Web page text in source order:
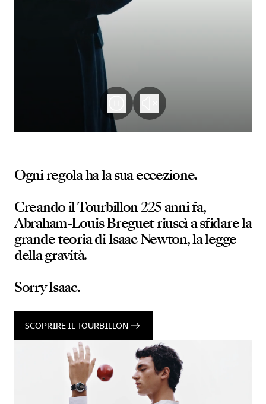
Ogni regola ha la sua eccezione.
Creando il Tourbillon 225 anni fa,
Abraham-Louis Breguet riuscì a sfidare la
grande teoria di Isaac Newton, la legge
della gravità.
Sorry Isaac.
SCOPRIRE IL TOURBILLON